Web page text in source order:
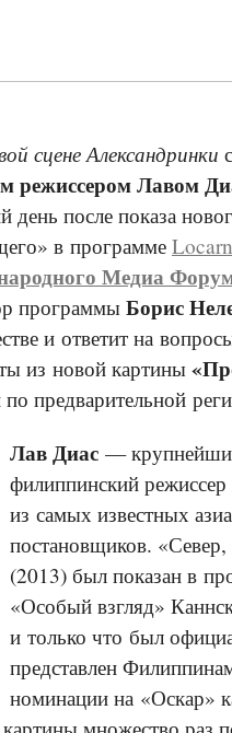
сцене Александринки
режиссером Лавом
день после показа
в программе
Медиа
программы Борис
и ответит на
из новой картины
предварительной
Лав Диас —
филиппинский
из самых известных
постановщиков.
(2013) был показан в
«Особый взгляд»
и только что был
представлен
номинации на «Оскар»